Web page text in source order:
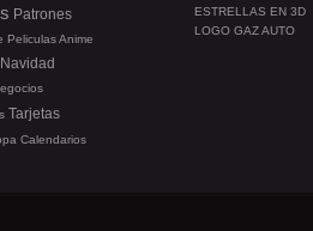
ESTRELLAS EN 3D
LOGO GAZ AUTO
Patrones
PeliculasAnime
Navidad
Tarjetas
Calendarios